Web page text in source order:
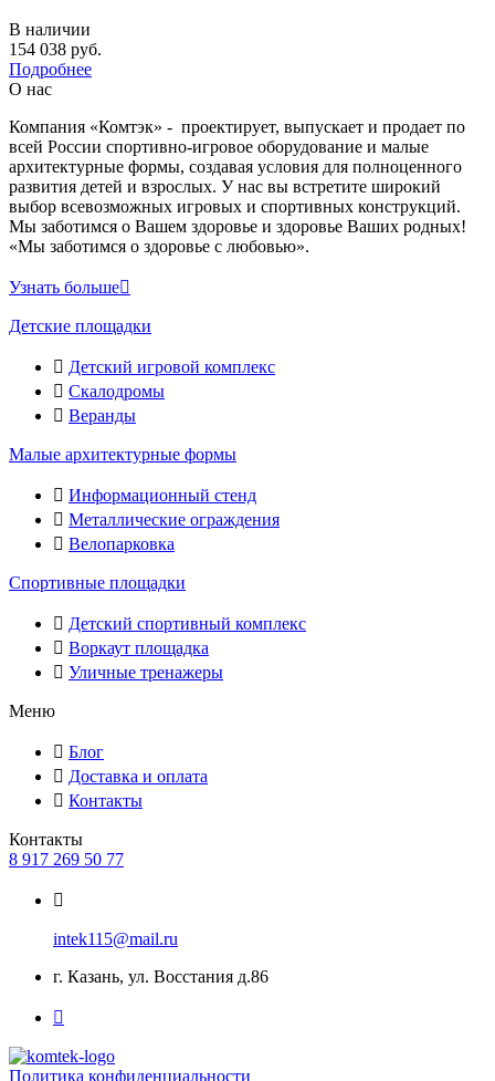
В наличии
154 038 руб.
Подробнее
О нас
Компания «Комтэк» - проектирует, выпускает и продает по
всей России спортивно-игровое оборудование и малые
архитектурные формы, создавая условия для полноценного
развития детей и взрослых. У нас вы встретите широкий
выбор всевозможных игровых и спортивных конструкций.
Мы заботимся о Вашем здоровье и здоровье Ваших родных!
«Мы заботимся о здоровье с любовью».
Узнать больше
Детские площадки
Детский игровой комплекс
Скалодромы
Веранды
Малые архитектурные формы
Информационный стенд
Металлические ограждения
Велопарковка
Спортивные площадки
Детский спортивный комплекс
Воркаут площадка
Уличные тренажеры
Меню
Блог
Доставка и оплата
Контакты
Контакты
8 917 269 50 77
intek115@mail.ru
г. Казань, ул. Восстания д.86
Политика конфиденциальности